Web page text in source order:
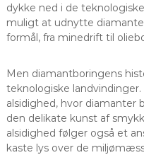
dykke ned i de
muligt at udnytte
formål, fra minedrift til
Men diamantboringens
teknologiske
alsidighed, hvor diamanter
den delikate kunst af
alsidighed følger også et
kaste lys over de